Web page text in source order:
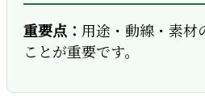
重要点： 用途・動線・素材
ことが重要です。